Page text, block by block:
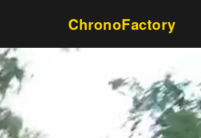
ChronoFactory